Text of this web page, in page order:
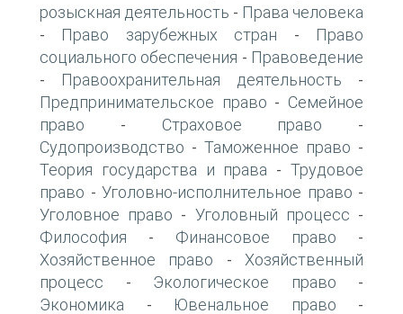
розыскная деятельность - Права человека
- Право зарубежных стран -
Право
социального обеспечения - Правоведение
- Правоохранительная деятельность -
Предпринимательское право - Семейное
право - Страховое право -
Судопроизводство - Таможенное право -
Теория государства и права -Трудовое
право - Уголовно-исполнительное право -
Уголовное право - Уголовный процесс -
Философия - Финансовое право -
Хозяйственное право - Хозяйственный
процесс - Экологическое право -
Экономика - Ювенальное право -